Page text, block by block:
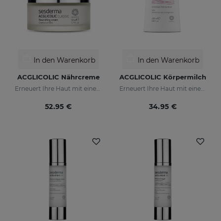
In den Warenkorb
ACGLICOLIC Nährcreme
Erneuert Ihre Haut mit einer noch nie dagewesenen Wirksamkeit
52.95 €
In den Warenkorb
ACGLICOLIC Körpermilch
Erneuert Ihre Haut mit einer noch nie dagewesenen Wirksamkeit
34.95 €